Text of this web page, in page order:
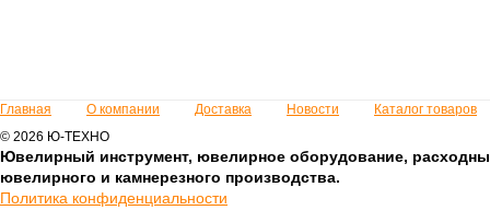
Главная О компании Доставка Новости
Каталог товаров
© 2026 Ю-ТЕХНО
Ювелирный инструмент, ювелирное оборудование,
ювелирного и камнерезного производства.
Политика конфиденциальности